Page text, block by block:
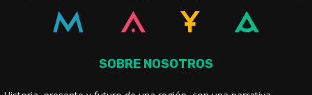
SOBRE NOSOTROS